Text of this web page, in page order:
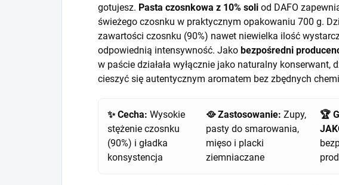
gotujesz. Pasta czosnkowa z 10% soli od DAFO
świeżego czosnku w praktycznym opakowaniu 700 g.
zawartości czosnku (90%) nawet niewielka ilość
odpowiednią intensywność. Jako bezpośredni
w paście działała wyłącznie jako naturalny konserwant,
cieszyć się autentycznym aromatem bez zbędnych
✨ Cecha: Wysokie
stężenie czosnku
(90%) i gładka
konsystencja
🥘 Zastosowanie: Zupy,
pasty do smarowania,
mięso i placki
ziemniaczane
🏆